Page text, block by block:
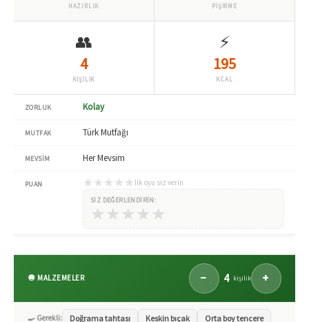
HAZIRLIK PİŞİRME
👥
4
KİŞİLİK
⚡
195
KCAL
ZORLUK Kolay
MUTFAK Türk Mutfağı
MEVSIM Her Mevsim
PUAN ★ ★ ★ ★ ★ İlk oyu siz verin
SIZ DEĞERLENDIRIN:
★ ★ ★ ★ ★
🧅 MALZEMELER − 4 kişilik +
🍳 Gerekli: Doğrama tahtası Keskin bıçak
Orta boy tencere